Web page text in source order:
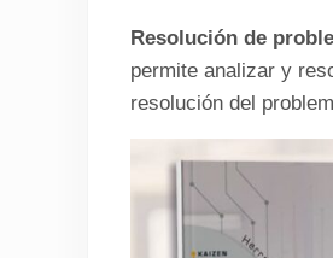
Resolución de
permite analizar y
resolución del